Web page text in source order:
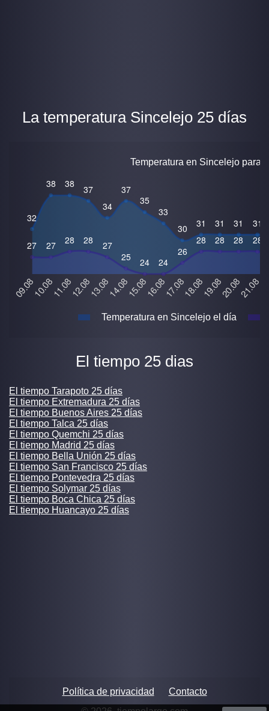
La temperatura Sincelejo 25 días
Temperatura en Sincelejo para
Temperatura en Sincelejo el día
El tiempo 25 dias
El tiempo Tarapoto 25 días
El tiempo Extremadura 25 días
El tiempo Buenos Aires 25 días
El tiempo Talca 25 días
El tiempo Quemchi 25 días
El tiempo Madrid 25 días
El tiempo Bella Unión 25 días
El tiempo San Francisco 25 días
El tiempo Pontevedra 25 días
El tiempo Solymar 25 días
El tiempo Boca Chica 25 días
El tiempo Huancayo 25 días
Política de privacidad
Contacto